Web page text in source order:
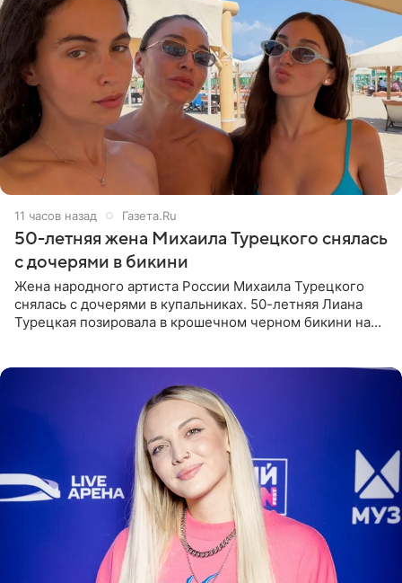
11 часов назад Газета.Ru
50-летняя жена Михаила Турецкого снялась
с дочерями в бикини
Жена народного артиста России Михаила Турецкого
снялась с дочерями в купальниках. 50-летняя Лиана
Турецкая позировала в крошечном черном бикини на